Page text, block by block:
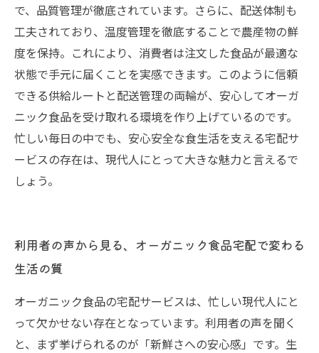
で、品質管理が徹底されています。さらに、配送体制も
工夫されており、温度管理を徹底することで農産物の鮮
度を保持。これにより、消費者は注文した食品が最適な
状態で手元に届くことを実感できます。このように信頼
できる供給ルートと配送管理の両輪が、安心してオーガ
ニック食品を受け取れる環境を作り上げているのです。
忙しい毎日の中でも、安心安全な食生活を支える宅配サ
ービスの存在は、現代人にとって大きな魅力と言えるで
しょう。
利用者の声から見る、オーガニック食品宅配で変わる
生活の質
オーガニック食品の宅配サービスは、忙しい現代人にと
って欠かせない存在となっています。利用者の声を聞く
と、まず挙げられるのが「新鮮さへの安心感」です。生